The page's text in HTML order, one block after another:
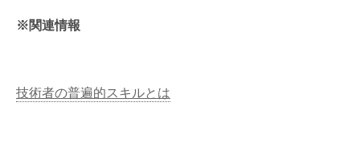
※関連情報
技術者の普遍的スキルとは